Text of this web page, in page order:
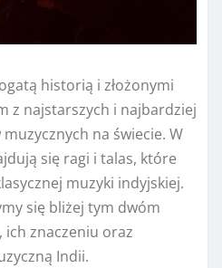
historią i złożonymi
z najstarszych i najbardziej
na świecie. W
się ragi i talas, które
muzyki indyjskiej.
się bliżej tym dwóm
znaczeniu oraz
Indii.